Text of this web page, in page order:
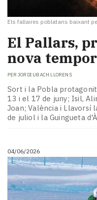
Els fallaires poblatans baixant
El Pallars,
nova
PER JORDI UBACH LLORENS
Sort i la Pobla
13 i el 17 de juny; Isil,
Joan; València i Llavorsí
de juliol i la Guingueta
04/06/2026